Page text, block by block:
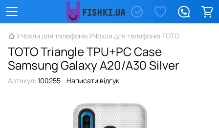
Чохли для телефонів Чохли для телефонів TOTO
TOTO Triangle TPU+PC Case
Samsung Galaxy A20/A30 Silver
Артикул: 100255 Написати відгук